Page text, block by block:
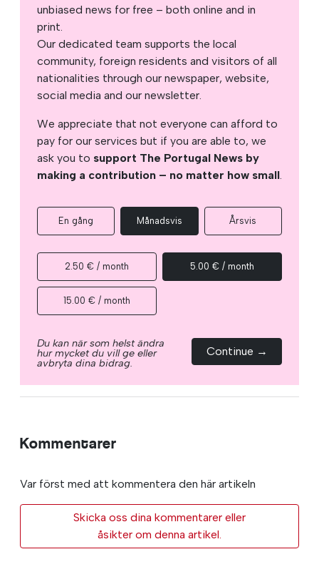
unbiased news for free – both online and in
print.
Our dedicated team supports the local
community, foreign residents and visitors of all
nationalities through our newspaper, website,
social media and our newsletter.
We appreciate that not everyone can afford to
pay for our services but if you are able to, we
ask you to support The Portugal News by
making a contribution – no matter how small.
En gång Månadsvis Årsvis
2.50 € / month 5.00 € / month
15.00 € / month
Du kan när som helst ändra
hur mycket du vill ge eller
avbryta dina bidrag.
Continue →
Kommentarer
Var först med att kommentera den här artikeln
Skicka oss dina kommentarer eller
åsikter om denna artikel.